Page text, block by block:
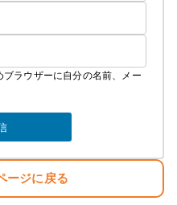
ラウザーに自分の名前、メー
ージに戻る